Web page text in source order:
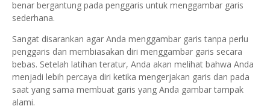
benar bergantung pada penggaris untuk menggambar garis
sederhana.
Sangat disarankan agar Anda menggambar garis tanpa perlu
penggaris dan membiasakan diri menggambar garis secara
bebas. Setelah latihan teratur, Anda akan melihat bahwa Anda
menjadi lebih percaya diri ketika mengerjakan garis dan pada
saat yang sama membuat garis yang Anda gambar tampak
alami.